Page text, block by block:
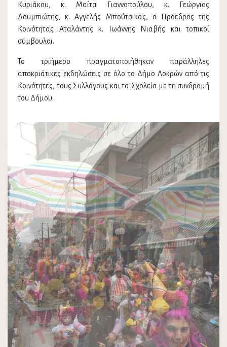
Κυριάκου, κ. Μαίτα Γιαννοπούλου, κ. Γεώργιος
Δουμπιώτης, κ. Αγγελής Μπούτσικας, ο Πρόεδρος της
Κοινότητας Αταλάντης κ. Ιωάννης Νιαβής και τοπικοί
σύμβουλοι.
Το τριήμερο πραγματοποιήθηκαν παράλληλες
αποκριάτικες εκδηλώσεις σε όλο το Δήμο Λοκρών από τις
Κοινότητες, τους Συλλόγους και τα Σχολεία με τη συνδρομή
του Δήμου.